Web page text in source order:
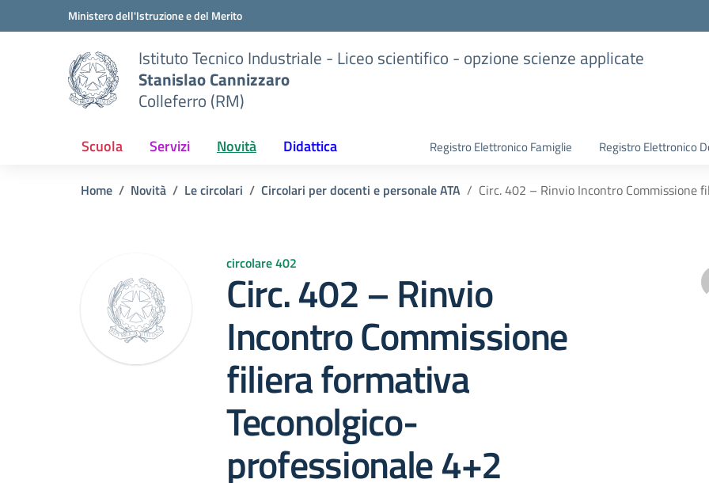
Vai ai contenuti
Vai al menu di navigazioneMinistero dell'Istruzione e del Merito
Istituto Tecnico Industriale - Liceo scientifico - opzione scienze applicate
Stanislao Cannizzaro
Colleferro (RM)
Scuola Servizi Novità Didattica Registro Elettronico Famiglie Registro Elettronico
Home Novità Le circolari Circolari per docenti e personale ATA Circ. 402 – Rinvio Incontro Commissione
circolare 402
Circ. 402 – Rinvio
Incontro Commissione
filiera formativa
Teconolgico-
professionale 4+2